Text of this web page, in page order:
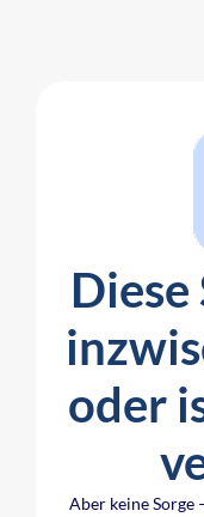
oder
Aber keine Sorge